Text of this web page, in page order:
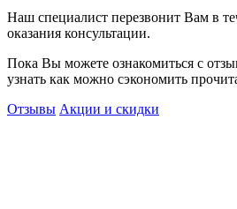
Наш специалист перезвонит Вам в
оказания консультации.
Пока Вы можете ознакомиться с
узнать как можно сэкономить
Отзывы Акции и скидки